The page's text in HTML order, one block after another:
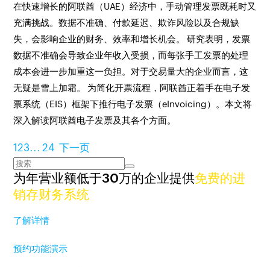
​在快速增长的阿联酋（UAE）经济中，手动管理发票既耗时又
充满挑战。数据不准确、付款延迟、欺诈风险以及合规缺
失，会影响企业的财务、效率和增长机会。 研究表明，发票
数据不准确会导致企业年收入受损，而每张手工发票的处理
成本会进一步加重这一负担。对于交易量大的企业而言，这
无疑是雪上加霜。 为简化开票流程，阿联酋正着手在电子发
票系统（EIS）框架下推行电子发票（eInvoicing）。本文将
深入解读阿联酋电子发票及其各个方面。
123... 24 下一页
为年营业额低于30万的企业提供免费的进
销存财务系统
了解详情
预约功能演示